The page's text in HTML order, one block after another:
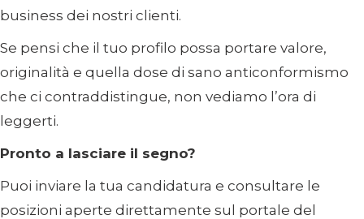
business dei nostri clienti.
Se pensi che il tuo profilo possa portare valore,
originalità e quella dose di sano anticonformismo
che ci contraddistingue, non vediamo l’ora di
leggerti.
Pronto a lasciare il segno?
Puoi inviare la tua candidatura e consultare le
posizioni aperte direttamente sul portale del